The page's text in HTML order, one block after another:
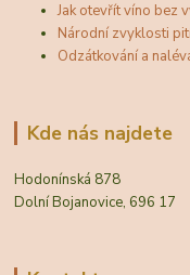
Jak otevřít víno bez
Národní zvyklosti
Odzátkování a
Kde nás najdete
Hodonínská 878
Dolní Bojanovice, 696 17